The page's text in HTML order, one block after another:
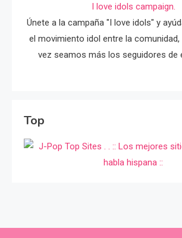
I love idols campaign.
Únete a la campaña "I love idols" y
el movimiento idol entre la comunidad,
vez seamos más los seguidores de
Top